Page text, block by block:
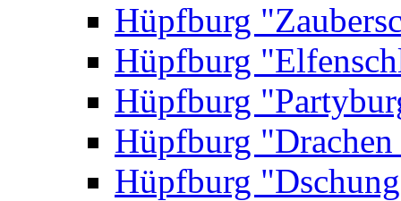
Hüpfburg
Hüpfburg
Hüpfburg
Hüpfburg
Hüpfburg